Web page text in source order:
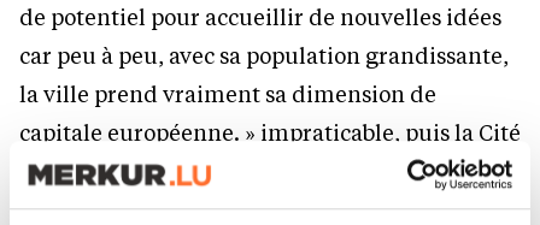
de potentiel pour accueillir de nouvelles idées
car peu à peu, avec sa population grandissante,
la ville prend vraiment sa dimension de
capitale européenne. » impraticable, puis la Cité
de la Sécurité Sociale juste en face de notre
magasin et maintenant le nouveau complexe